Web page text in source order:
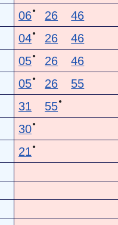
06● 26 46
04● 26 46
05● 26 46
05● 26 55
31 55●
30●
21 ●